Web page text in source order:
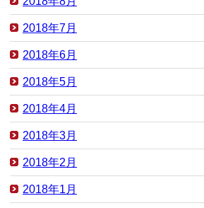
2018年7月
2018年6月
2018年5月
2018年4月
2018年3月
2018年2月
2018年1月